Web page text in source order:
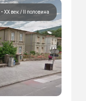
• ХХ век / II половина